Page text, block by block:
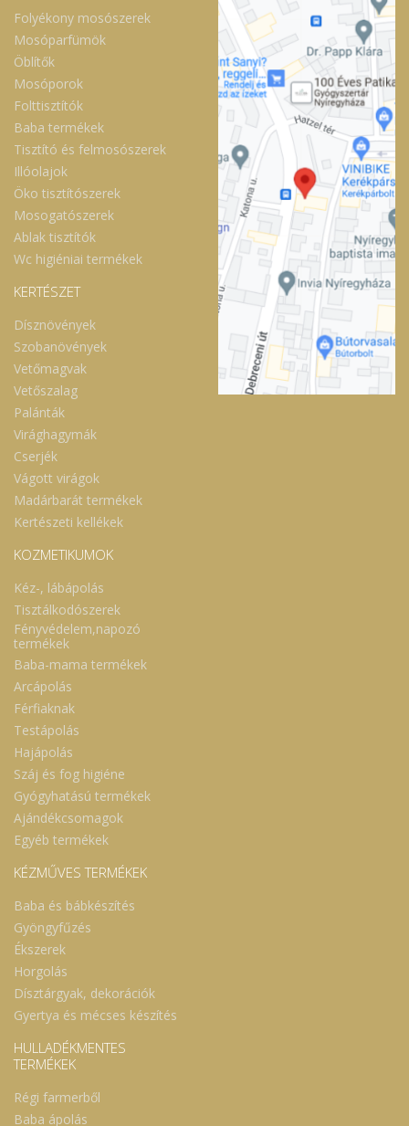
Folyékony mosószerek
Mosóparfümök
Öblítők
Mosóporok
Folttisztítók
Baba termékek
Tisztító és felmosószerek
Illóolajok
Öko tisztítószerek
Mosogatószerek
Ablak tisztítók
Wc higiéniai termékek
KERTÉSZET
Dísznövények
Szobanövények
Vetőmagvak
Vetőszalag
Palánták
Virághagymák
Cserjék
Vágott virágok
Madárbarát termékek
Kertészeti kellékek
KOZMETIKUMOK
Kéz-, lábápolás
Tisztálkodószerek
Fényvédelem,napozó
termékek
Baba-mama termékek
Arcápolás
Férfiaknak
Testápolás
Hajápolás
Száj és fog higiéne
Gyógyhatású termékek
Ajándékcsomagok
Egyéb termékek
KÉZMŰVES TERMÉKEK
Baba és bábkészítés
Gyöngyfűzés
Ékszerek
Horgolás
Dísztárgyak, dekorációk
Gyertya és mécses készítés
HULLADÉKMENTES
TERMÉKEK
Régi farmerből
Baba ápolás